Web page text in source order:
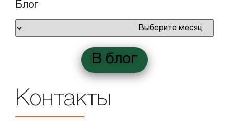
Блог
В блог
Контакты